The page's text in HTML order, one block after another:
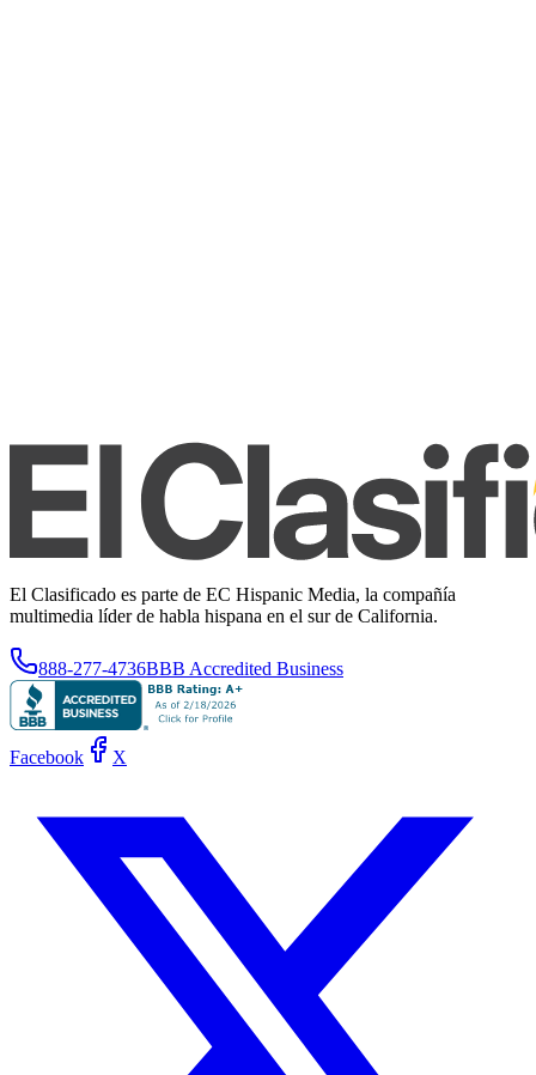
El Clasificado es parte de EC Hispanic Media, la compañía
multimedia líder de habla hispana en el sur de California.
888-277-4736BBB Accredited Business
Facebook X